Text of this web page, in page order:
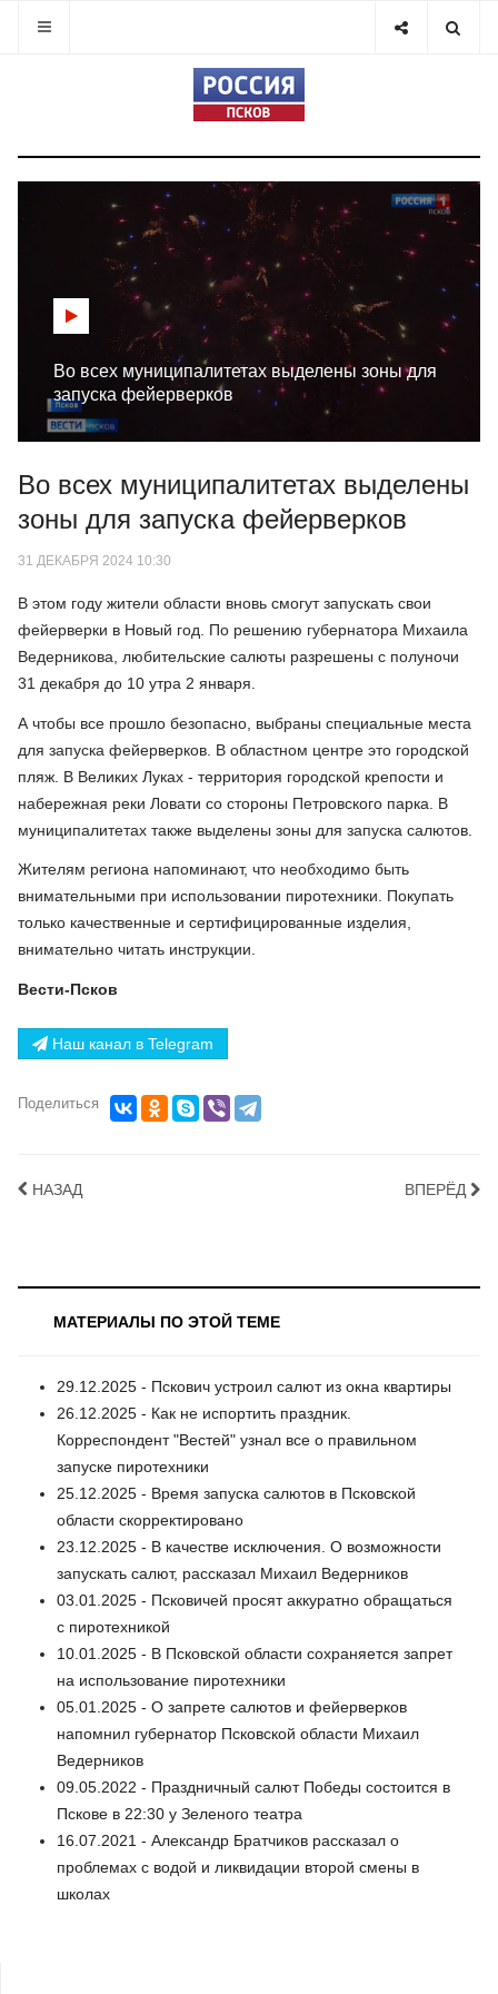
Во всех муниципалитетах выделены зоны для
запуска фейерверков
Во всех муниципалитетах выделены
зоны для запуска фейерверков
31 ДЕКАБРЯ 2024 10:30
В этом году жители области вновь смогут запускать свои
фейерверки в Новый год. По решению губернатора Михаила
Ведерникова, любительские салюты разрешены с полуночи
31 декабря до 10 утра 2 января.
А чтобы все прошло безопасно, выбраны специальные места
для запуска фейерверков. В областном центре это городской
пляж. В Великих Луках - территория городской крепости и
набережная реки Ловати со стороны Петровского парка. В
муниципалитетах также выделены зоны для запуска салютов.
Жителям региона напоминают, что необходимо быть
внимательными при использовании пиротехники. Покупать
только качественные и сертифицированные изделия,
внимательно читать инструкции.
Вести-Псков
Наш канал в Telegram
Поделиться
НАЗАД ВПЕРЁД
МАТЕРИАЛЫ ПО ЭТОЙ ТЕМЕ
29.12.2025 - Пскович устроил салют из окна квартиры
26.12.2025 - Как не испортить праздник.
Корреспондент "Вестей" узнал все о правильном
запуске пиротехники
25.12.2025 - Время запуска салютов в Псковской
области скорректировано
23.12.2025 - В качестве исключения. О возможности
запускать салют, рассказал Михаил Ведерников
03.01.2025 - Псковичей просят аккуратно обращаться
с пиротехникой
10.01.2025 - В Псковской области сохраняется запрет
на использование пиротехники
05.01.2025 - О запрете салютов и фейерверков
напомнил губернатор Псковской области Михаил
Ведерников
09.05.2022 - Праздничный салют Победы состоится в
Пскове в 22:30 у Зеленого театра
16.07.2021 - Александр Братчиков рассказал о
проблемах с водой и ликвидации второй смены в
школах